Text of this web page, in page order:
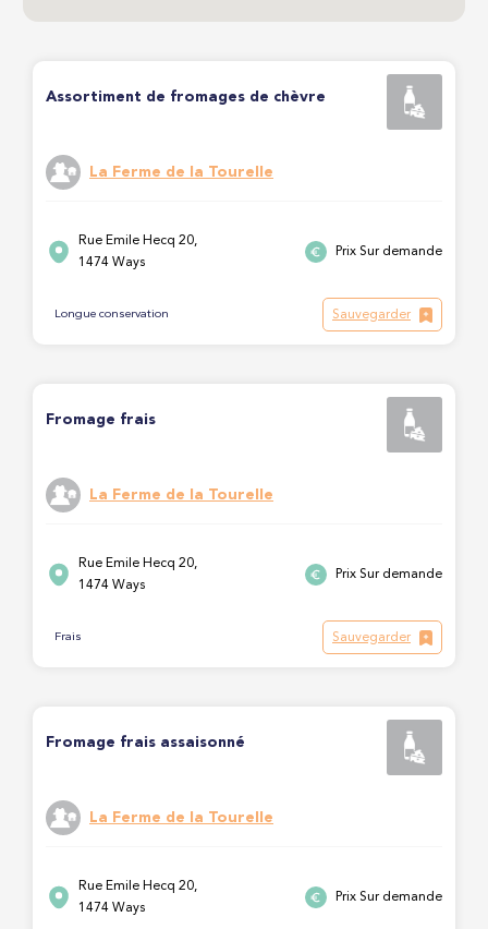
Assortiment de fromages de chèvre
La Ferme de la Tourelle
Rue Emile Hecq 20,
1474 Ways
Prix Sur demande
Longue conservation Sauvegarder
Fromage frais
La Ferme de la Tourelle
Rue Emile Hecq 20,
1474 Ways
Prix Sur demande
Frais Sauvegarder
Fromage frais assaisonné
La Ferme de la Tourelle
Rue Emile Hecq 20,
1474 Ways
Prix Sur demande